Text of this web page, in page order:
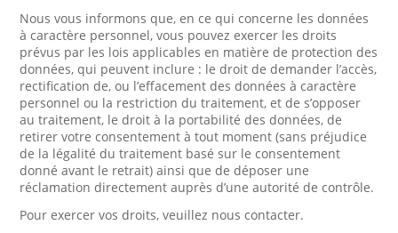
Nous vous informons que, en ce qui concerne les données
à caractère personnel, vous pouvez exercer les droits
prévus par les lois applicables en matière de protection des
données, qui peuvent inclure : le droit de demander l’accès,
rectification de, ou l’effacement des données à caractère
personnel ou la restriction du traitement, et de s’opposer
au traitement, le droit à la portabilité des données, de
retirer votre consentement à tout moment (sans préjudice
de la légalité du traitement basé sur le consentement
donné avant le retrait) ainsi que de déposer une
réclamation directement auprès d’une autorité de contrôle.
Pour exercer vos droits, veuillez nous contacter.